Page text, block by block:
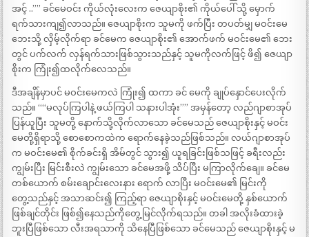
အင့် ..”” ခင်မေဝင်း ကိုယ်လုံးလေးက ဇေယျာစိုး၏ ကိုယ်ပေါ် သို့ မှောက်
ရက်သားကျ၍လာသည်။ ဇေယျာစိုးက သူမကို ဖက်ပြီး တပတ်မျှ မဝင်းမေ
ဘေးသို့ လှိမ့်လိုက်ရာ ခင်မေက ဇေယျာစိုး၏ အောက်ဖက် မဝင်းမေ၏ ဘေး
တွင် ပက်လက် လှန်ရက်သားဖြစ်သွားသည်နှင့် သူမကိုလက်ဖြင့် ဖိ၍ ဇေယျာ
စိုးက ကြုံး၍ထလိုက်လေသည်။
ဒီအချိန်မှာပင် မဝင်းမေကလဲ ကြုံး၍ ထကာ ခင် မေကို ချုပ်နှောင်ပေးလိုက်
သည်။ ““မလုပ်ကြပါနဲ့ ဖယ်ကြပါ သနားပါအုံး”” အမှန်တော့ လည်ဂျာစာအုပ်
ပြန်ယူပြီး သူမတို့ နောက်သို့လိုက်လာသော ခင်မေသည် ဇေယျာစိုးနှင့် မဝင်း
မေတို့ရှိရာသို့ စောစောကထဲက ရောက်နေခဲ့သည်ဖြစ်သည်။ လယ်ဂျာစာအုပ်
က မဝင်းမေ၏ စိုက်ခင်းရှိ အိမ်တွင် သွား၍ ယူရခြင်းဖြစ်သဖြင့် ခရီးလည်း
ကျွမ်းပြီး မြင်းစီးလဲ ကျွမ်းသော ခင်မေအဖို့ သိပ်ပြီး မကြာလိုက်ချေ။ ခင်မေ
တစ်ယောက် စမ်းချောင်းလေးနား ရောက် လာပြီး မဝင်းမေ၏ မြင်းကို
တွေ့သည်နှင့် အသာဆင်း၍ ကြည့်ရာ ဇေယျာစိုးနှင့် မဝင်းမေတို့ နှစ်ယောက်
ဖြစ်ချင်တိုင်း ဖြစ်၍နေသည်ကိုတွေ့မြင်လိုက်ရသည်။ တခါ အလိုးခံထားခဲ့
ဘူးပြီဖြစ်သော လီးအရသာကို သိနေပြီဖြစ်သော ခင်မေသည် ဇေယျာစိုးနှင့် မ